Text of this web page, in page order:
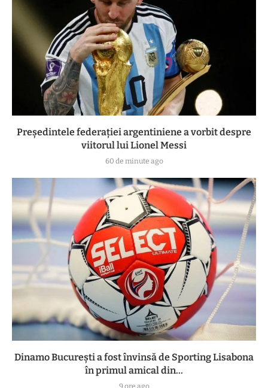
Președintele federației argentiniene a vorbit despre
viitorul lui Lionel Messi
60 de minute ago
Dinamo București a fost învinsă de Sporting Lisabona
în primul amical din...